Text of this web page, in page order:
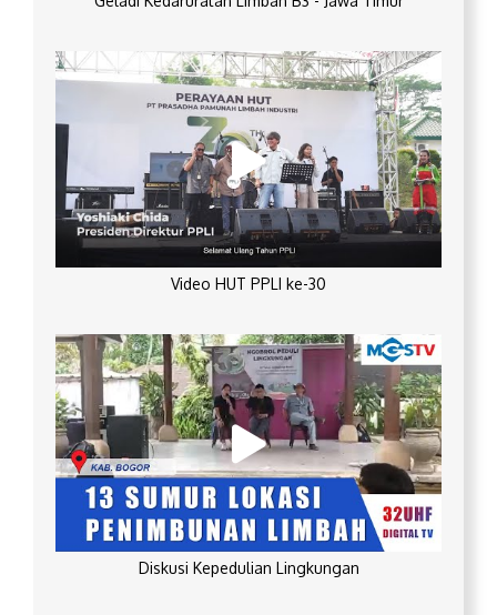
Video HUT PPLI ke-30
Diskusi Kepedulian Lingkungan